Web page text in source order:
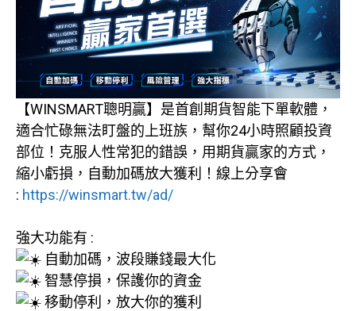
【WINSMART聰明贏】是首創期貨智能下單軟體，
適合忙碌無法盯盤的上班族，幫你24小時照顧投資
部位！克服人性常犯的錯誤，用期貨贏家的方式，
縮小虧損，自動加碼放大獲利！線上分享會
: https://winsmart.tw/ad/
強大功能有 :
自動加碼，波段賺錢最大化
智慧停損，保護你的資金
移動停利，放大你的獲利